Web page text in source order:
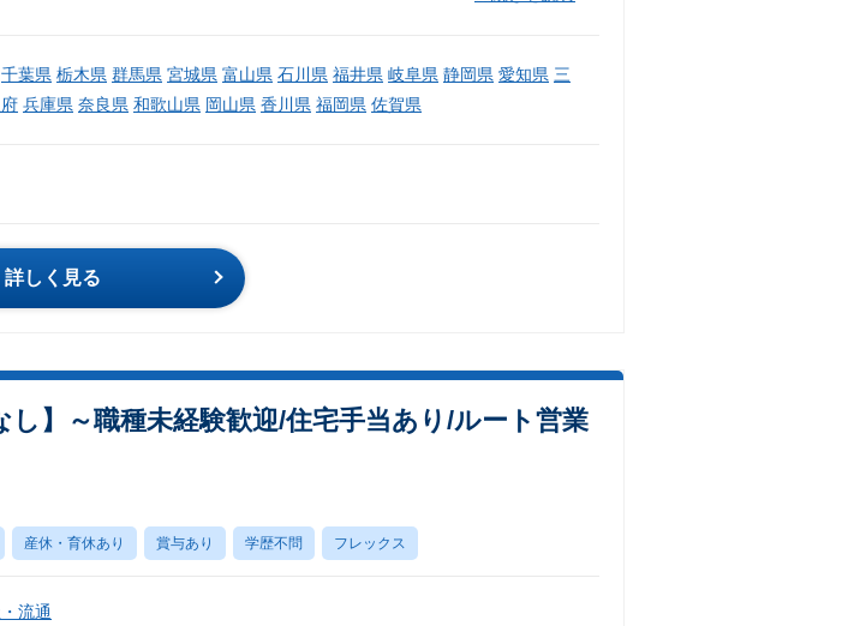
千葉県 栃木県 群馬県 宮城県 富山県 石川県 福井県 岐阜県 静岡県 愛知県 三
兵庫県 奈良県 和歌山県 岡山県 香川県 福岡県 佐賀県
詳しく見る
し】～職種未経験歓迎/住宅手当あり/ルート営業
産休・育休あり 賞与あり 学歴不問 フレックス
流通